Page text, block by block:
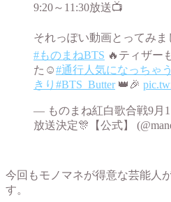
9:20～11:30放送📺
それっぽい動画とってみま
#ものまねBTS 🔥ティザー
た☺#通行人気になっちゃう
きり #BTS_Butter👑🎉
— ものまね紅白歌合戦9月
放送決定🎊【公式】
今回もモノマネが得意な芸能人
す。